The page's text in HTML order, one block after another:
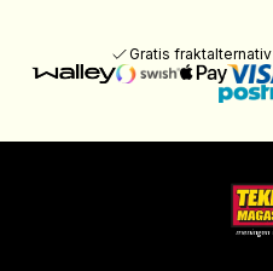
Gratis fraktalternativ